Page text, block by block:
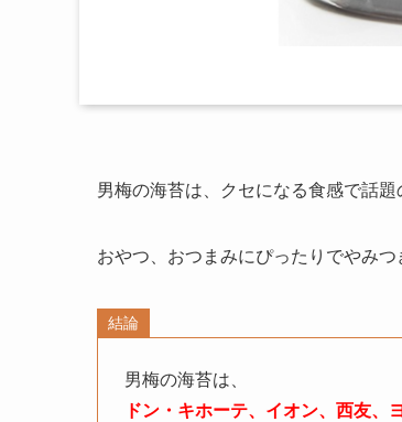
男梅の海苔は、クセになる食感で話
おやつ、おつまみにぴったりでやみつ
結論
男梅の海苔は、
ドン・キホーテ、イオン、西友、